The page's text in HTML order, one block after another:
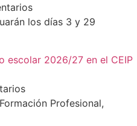
los días 3 y 29
escolar 2026/27 en el CEIP
Profesional,